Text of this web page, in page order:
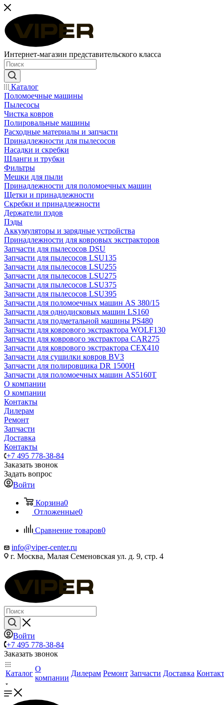
Интернет-магазин представительского класса
Каталог
Поломоечные машины
Пылесосы
Чистка ковров
Полировальные машины
Расходные материалы и запчасти
Принадлежности для пылесосов
Насадки и скребки
Шланги и трубки
Фильтры
Мешки для пыли
Принадлежности для поломоечных машин
Щетки и принадлежности
Скребки и принадлежности
Держатели пэдов
Пэды
Аккумуляторы и зарядные устройства
Принадлежности для ковровых экстракторов
Запчасти для пылесосов DSU
Запчасти для пылесосов LSU135
Запчасти для пылесосов LSU255
Запчасти для пылесосов LSU275
Запчасти для пылесосов LSU375
Запчасти для пылесосов LSU395
Запчасти для поломоечных машин AS 380/15
Запчасти для однодисковых машин LS160
Запчасти для подметальной машины PS480
Запчасти для коврового экстрактора WOLF130
Запчасти для коврового экстрактора CAR275
Запчасти для коврового экстрактора CEX410
Запчасти для сушилки ковров BV3
Запчасти для полировщика DR 1500H
Запчасти для поломоечных машин AS5160T
О компании
О компании
Контакты
Дилерам
Ремонт
Запчасти
Доставка
Контакты
+7 495 778-38-84
Заказать звонок
Задать вопрос
Войти
Корзина0
Отложенные0
Сравнение товаров0
info@viper-center.ru
г. Москва, Малая Семеновская ул. д. 9, стр. 4
Войти
+7 495 778-38-84
Заказать звонок
Каталог
О
компании
Дилерам Ремонт Запчасти Доставка